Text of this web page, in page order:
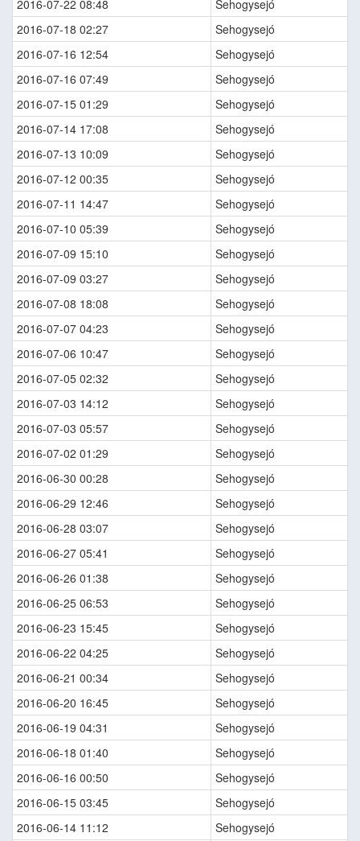
2016-07-22 08:48
Sehogysejó
2016-07-18 02:27
Sehogysejó
2016-07-16 12:54
Sehogysejó
2016-07-16 07:49
Sehogysejó
2016-07-15 01:29
Sehogysejó
2016-07-14 17:08
Sehogysejó
2016-07-13 10:09
Sehogysejó
2016-07-12 00:35
Sehogysejó
2016-07-11 14:47
Sehogysejó
2016-07-10 05:39
Sehogysejó
2016-07-09 15:10
Sehogysejó
2016-07-09 03:27
Sehogysejó
2016-07-08 18:08
Sehogysejó
2016-07-07 04:23
Sehogysejó
2016-07-06 10:47
Sehogysejó
2016-07-05 02:32
Sehogysejó
2016-07-03 14:12
Sehogysejó
2016-07-03 05:57
Sehogysejó
2016-07-02 01:29
Sehogysejó
2016-06-30 00:28
Sehogysejó
2016-06-29 12:46
Sehogysejó
2016-06-28 03:07
Sehogysejó
2016-06-27 05:41
Sehogysejó
2016-06-26 01:38
Sehogysejó
2016-06-25 06:53
Sehogysejó
2016-06-23 15:45
Sehogysejó
2016-06-22 04:25
Sehogysejó
2016-06-21 00:34
Sehogysejó
2016-06-20 16:45
Sehogysejó
2016-06-19 04:31
Sehogysejó
2016-06-18 01:40
Sehogysejó
2016-06-16 00:50
Sehogysejó
2016-06-15 03:45
Sehogysejó
2016-06-14 11:12
Sehogysejó